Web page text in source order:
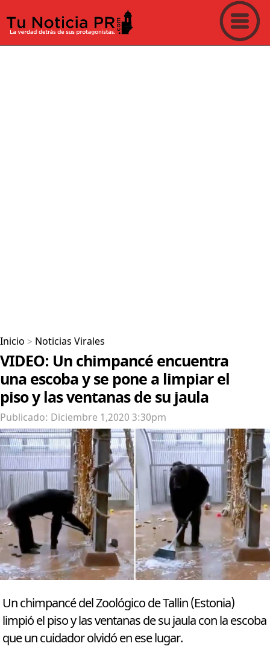
Inicio > Noticias Virales
VIDEO: Un chimpancé encuentra
una escoba y se pone a limpiar el
piso y las ventanas de su jaula
Publicado: Diciembre 1,2020 3:30pm
Un chimpancé del Zoológico de Tallin (Estonia)
limpió el piso y las ventanas de su jaula con la escoba
que un cuidador olvidó en ese lugar.